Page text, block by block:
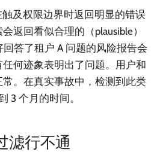
及权限边界时返回明显的错误
返回看似合理的（plausible）
答了租户 A 问题的风险报告会
何迹象表明出了问题。用户和
。在真实事故中，检测到此类
3 个月的时间。
滤行不通